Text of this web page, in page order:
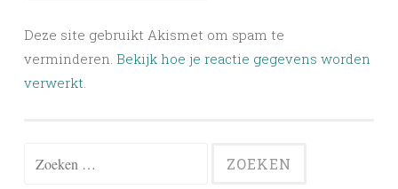
Deze site gebruikt Akismet om spam te
verminderen. Bekijk hoe je reactie gegevens worden
verwerkt.
Zoeken